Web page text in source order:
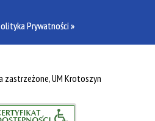
Prywatności »
zastrzeżone, UM Krotoszyn